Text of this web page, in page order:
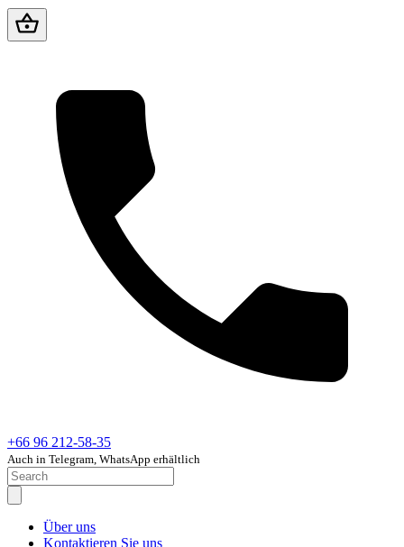
+66 96 212-58-35
Auch in Telegram, WhatsApp erhältlich
Über uns
Kontaktieren Sie uns